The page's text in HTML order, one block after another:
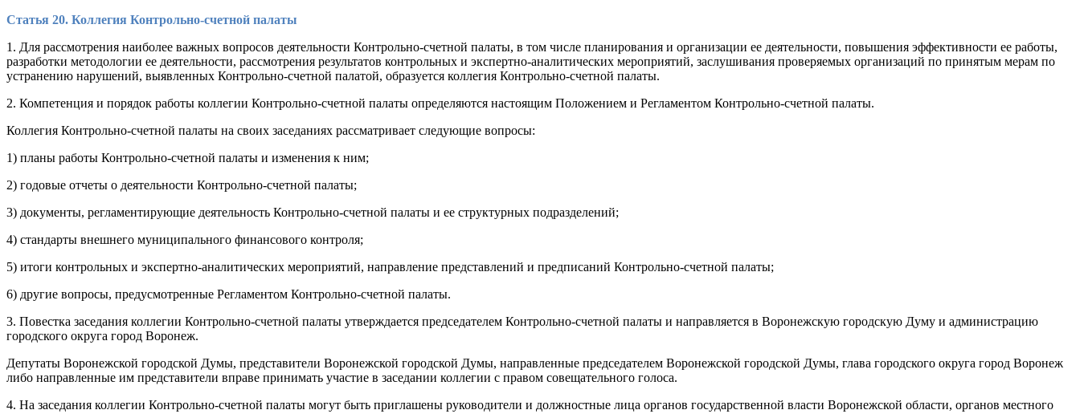
Статья 20. Коллегия Контрольно-счетной палаты
1. Для рассмотрения наиболее важных вопросов деятельности Контрольно-счетной палаты, в том числе планирования и организации ее деятельности, повышения эффективности ее работы,
разработки методологии ее деятельности, рассмотрения результатов контрольных и экспертно-аналитических мероприятий, заслушивания проверяемых организаций по принятым мерам по
устранению нарушений, выявленных Контрольно-счетной палатой, образуется коллегия Контрольно-счетной палаты.
2. Компетенция и порядок работы коллегии Контрольно-счетной палаты определяются настоящим Положением и Регламентом Контрольно-счетной палаты.
Коллегия Контрольно-счетной палаты на своих заседаниях рассматривает следующие вопросы:
1) планы работы Контрольно-счетной палаты и изменения к ним;
2) годовые отчеты о деятельности Контрольно-счетной палаты;
3) документы, регламентирующие деятельность Контрольно-счетной палаты и ее структурных подразделений;
4) стандарты внешнего муниципального финансового контроля;
5) итоги контрольных и экспертно-аналитических мероприятий, направление представлений и предписаний Контрольно-счетной палаты;
6) другие вопросы, предусмотренные Регламентом Контрольно-счетной палаты.
3. Повестка заседания коллегии Контрольно-счетной палаты утверждается председателем Контрольно-счетной палаты и направляется в Воронежскую городскую Думу и администрацию
городского округа город Воронеж.
Депутаты Воронежской городской Думы, представители Воронежской городской Думы, направленные председателем Воронежской городской Думы, глава городского округа город Воронеж
либо направленные им представители вправе принимать участие в заседании коллегии с правом совещательного голоса.
4. На заседания коллегии Контрольно-счетной палаты могут быть приглашены руководители и должностные лица органов государственной власти Воронежской области, органов местного